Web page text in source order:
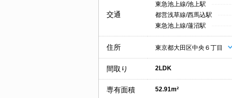
交通
東急池上線/池上駅
都営浅草線/西馬込駅
東急池上線/蓮沼駅
住所 東京都大田区中央６丁目
間取り 2LDK
専有面積 52.91m²